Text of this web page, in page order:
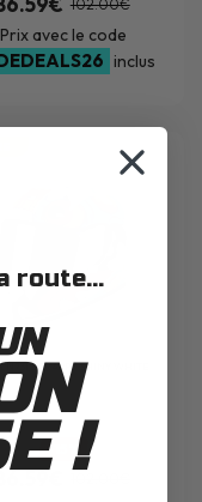
102.00€
Prix avec le code
inclus
N731 SCRAPPY SHINY WHITE
-15%
route...
!